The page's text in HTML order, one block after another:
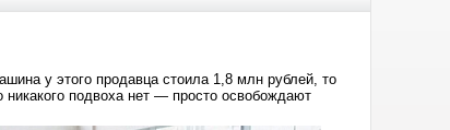
у этого продавца стоила 1,8 млн рублей, то
подвоха нет — просто освобождают